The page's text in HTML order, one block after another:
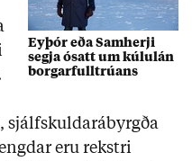
Eyþór eða Samherji
segja ósatt um kúlulán
borgarfulltrúans
sjálfskuldarábyrgða
eru rekstri